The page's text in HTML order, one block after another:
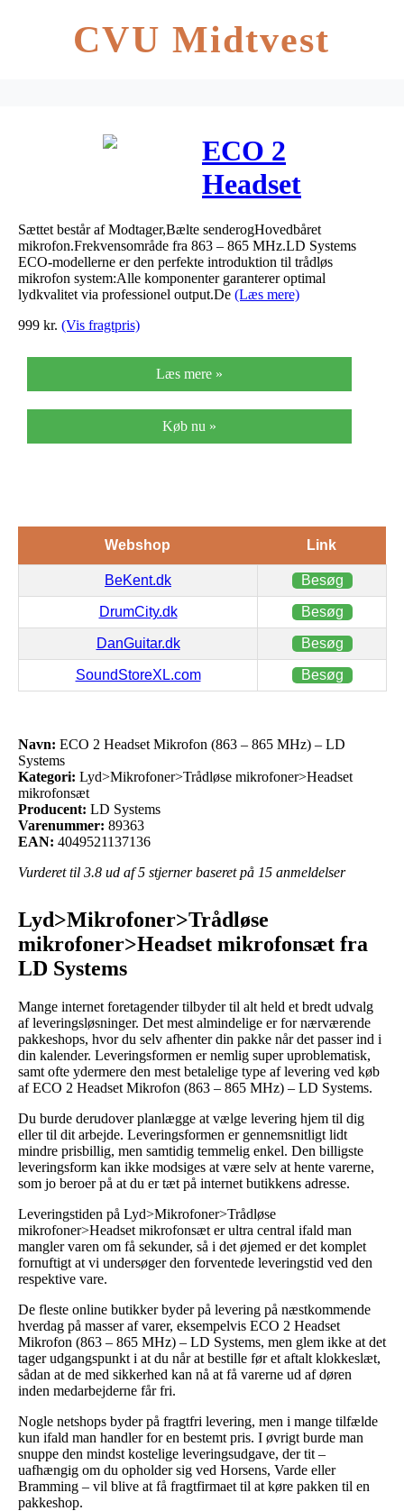
CVU Midtvest
ECO 2
Headset
Mikrofon (863
– 865 MHz) –
LD Systems
Sættet består af Modtager,Bælte senderogHovedbåret
mikrofon.Frekvensområde fra 863 – 865 MHz.LD Systems
ECO-modellerne er den perfekte introduktion til trådløs
mikrofon system:Alle komponenter garanterer optimal
lydkvalitet via professionel output.De (Læs mere)
999 kr. (Vis fragtpris)
Læs mere »
Køb nu »
Webshop Link
BeKent.dk Besøg
DrumCity.dk Besøg
DanGuitar.dk Besøg
SoundStoreXL.com Besøg
Navn: ECO 2 Headset Mikrofon (863 – 865 MHz) – LD
Systems
Kategori: Lyd>Mikrofoner>Trådløse mikrofoner>Headset
mikrofonsæt
Producent: LD Systems
Varenummer: 89363
EAN: 4049521137136
Vurderet til 3.8 ud af 5 stjerner baseret på 15 anmeldelser
Lyd>Mikrofoner>Trådløse
mikrofoner>Headset mikrofonsæt fra
LD Systems
Mange internet foretagender tilbyder til alt held et bredt udvalg
af leveringsløsninger. Det mest almindelige er for nærværende
pakkeshops, hvor du selv afhenter din pakke når det passer ind i
din kalender. Leveringsformen er nemlig super uproblematisk,
samt ofte ydermere den mest betalelige type af levering ved køb
af ECO 2 Headset Mikrofon (863 – 865 MHz) – LD Systems.
Du burde derudover planlægge at vælge levering hjem til dig
eller til dit arbejde. Leveringsformen er gennemsnitligt lidt
mindre prisbillig, men samtidig temmelig enkel. Den billigste
leveringsform kan ikke modsiges at være selv at hente varerne,
som jo beroer på at du er tæt på internet butikkens adresse.
Leveringstiden på Lyd>Mikrofoner>Trådløse
mikrofoner>Headset mikrofonsæt er ultra central ifald man
mangler varen om få sekunder, så i det øjemed er det komplet
fornuftigt at vi undersøger den forventede leveringstid ved den
respektive vare.
De fleste online butikker byder på levering på næstkommende
hverdag på masser af varer, eksempelvis ECO 2 Headset
Mikrofon (863 – 865 MHz) – LD Systems, men glem ikke at det
tager udgangspunkt i at du når at bestille før et aftalt klokkeslæt,
sådan at de med sikkerhed kan nå at få varerne ud af døren
inden medarbejderne får fri.
Nogle netshops byder på fragtfri levering, men i mange tilfælde
kun ifald man handler for en bestemt pris. I øvrigt burde man
snuppe den mindst kostelige leveringsudgave, der tit –
uafhængig om du opholder sig ved Horsens, Varde eller
Bramming – vil blive at få fragtfirmaet til at køre pakken til en
pakkeshop.